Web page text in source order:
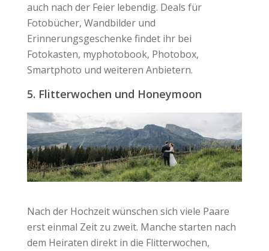
auch nach der Feier lebendig. Deals für
Fotobücher, Wandbilder und
Erinnerungsgeschenke findet ihr bei
Fotokasten, myphotobook, Photobox,
Smartphoto und weiteren Anbietern.
5. Flitterwochen und Honeymoon
Nach der Hochzeit wünschen sich viele Paare
erst einmal Zeit zu zweit. Manche starten nach
dem Heiraten direkt in die Flitterwochen,